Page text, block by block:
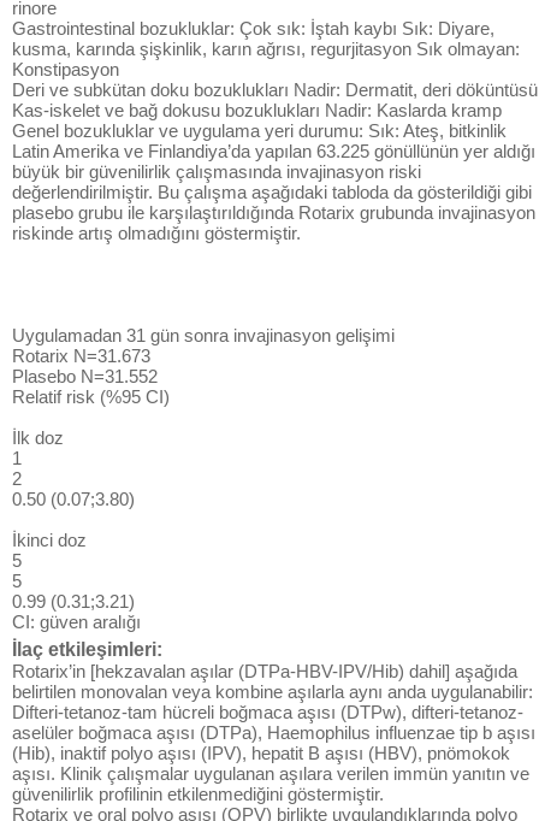
rinore
Gastrointestinal bozukluklar: Çok sık: İştah kaybı Sık: Diyare,
kusma, karında şişkinlik, karın ağrısı, regurjitasyon Sık olmayan:
Konstipasyon
Deri ve subkütan doku bozuklukları Nadir: Dermatit, deri döküntüsü
Kas-iskelet ve bağ dokusu bozuklukları Nadir: Kaslarda kramp
Genel bozukluklar ve uygulama yeri durumu: Sık: Ateş, bitkinlik
Latin Amerika ve Finlandiya’da yapılan 63.225 gönüllünün yer aldığı
büyük bir güvenilirlik çalışmasında invajinasyon riski
değerlendirilmiştir. Bu çalışma aşağıdaki tabloda da gösterildiği gibi
plasebo grubu ile karşılaştırıldığında Rotarix grubunda invajinasyon
riskinde artış olmadığını göstermiştir.
Uygulamadan 31 gün sonra invajinasyon gelişimi
Rotarix N=31.673
Plasebo N=31.552
Relatif risk (%95 CI)
İlk doz
1
2
0.50 (0.07;3.80)
İkinci doz
5
5
0.99 (0.31;3.21)
CI: güven aralığı
İlaç etkileşimleri:
Rotarix’in [hekzavalan aşılar (DTPa-HBV-IPV/Hib) dahil] aşağıda
belirtilen monovalan veya kombine aşılarla aynı anda uygulanabilir:
Difteri-tetanoz-tam hücreli boğmaca aşısı (DTPw), difteri-tetanoz-
aselüler boğmaca aşısı (DTPa), Haemophilus influenzae tip b aşısı
(Hib), inaktif polyo aşısı (IPV), hepatit B aşısı (HBV), pnömokok
aşısı. Klinik çalışmalar uygulanan aşılara verilen immün yanıtın ve
güvenilirlik profilinin etkilenmediğini göstermiştir.
Rotarix ve oral polyo aşısı (OPV) birlikte uygulandıklarında polyo